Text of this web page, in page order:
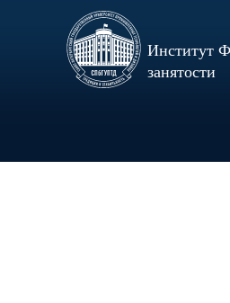
Институт
занятости